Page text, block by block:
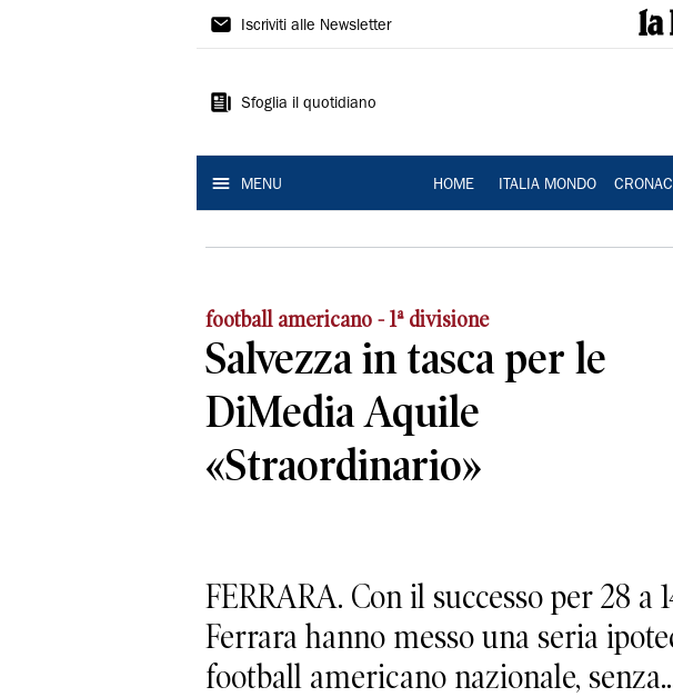
La
Ferrara
Iscriviti alle Newsletter
Sfoglia il quotidiano
MENU HOME ITALIA MONDO
football americano - 1ª divisione
Salvezza in tasca per le
DiMedia Aquile
«Straordinario»
FERRARA. Con il successo per 28
Ferrara hanno messo una seria
football americano nazionale,